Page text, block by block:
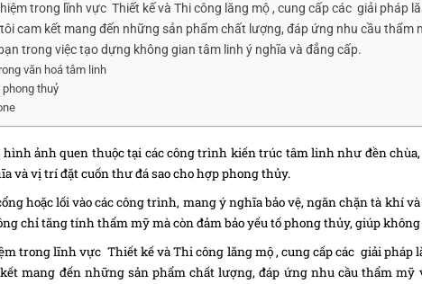
trong lĩnh vực Thiết kế và Thi công lăng mộ , cung cấp các giải pháp
cam kết mang đến những sản phẩm chất lượng, đáp ứng nhu cầu thẩm
trong việc tạo dựng không gian tâm linh ý nghĩa và đẳng cấp.
văn hoá tâm linh
thuỷ
ảnh quen thuộc tại các công trình kiến trúc tâm linh như đền
và vị trí đặt cuốn thư đá sao cho hợp phong thủy.
hoặc lối vào các công trình, mang ý nghĩa bảo vệ, ngăn chặn tà khí
chỉ tăng tính thẩm mỹ mà còn đảm bảo yếu tố phong thủy, giúp
trong lĩnh vực Thiết kế và Thi công lăng mộ , cung cấp các giải pháp
mang đến những sản phẩm chất lượng, đáp ứng nhu cầu thẩm mỹ